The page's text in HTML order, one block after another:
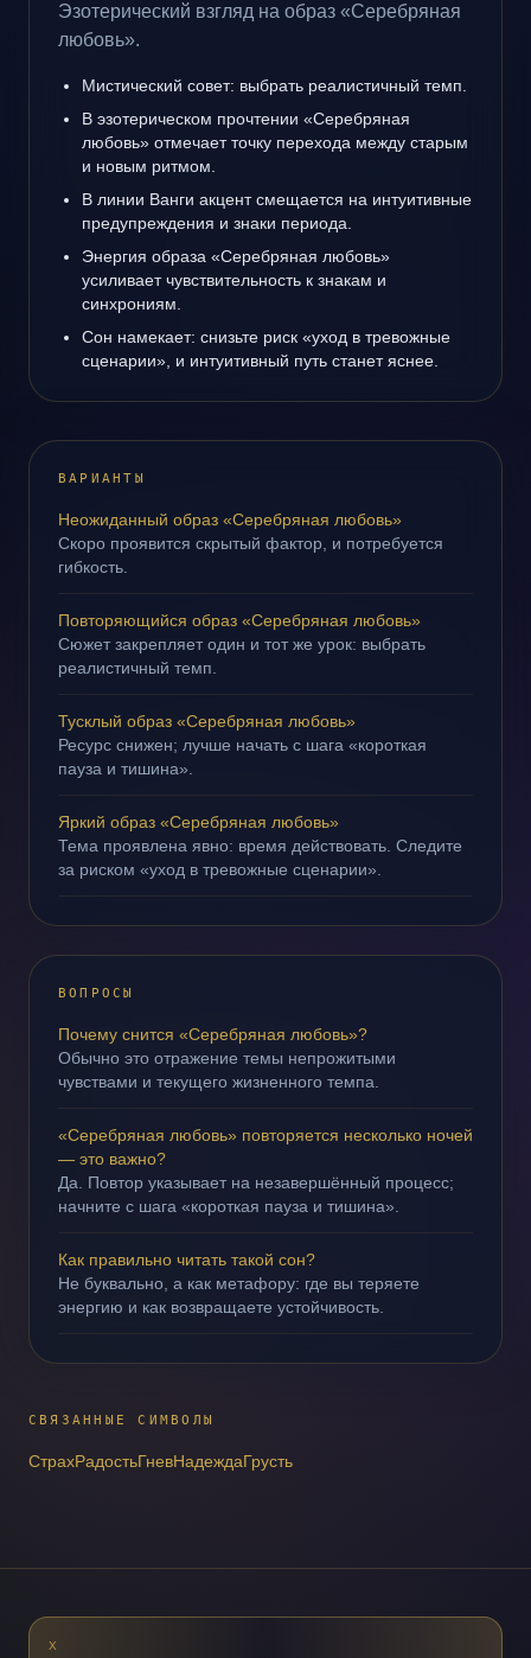
Эзотерический взгляд на образ «Серебряная
любовь».
Мистический совет: выбрать реалистичный темп.
В эзотерическом прочтении «Серебряная
любовь» отмечает точку перехода между старым
и новым ритмом.
В линии Ванги акцент смещается на интуитивные
предупреждения и знаки периода.
Энергия образа «Серебряная любовь»
усиливает чувствительность к знакам и
синхрониям.
Сон намекает: снизьте риск «уход в тревожные
сценарии», и интуитивный путь станет яснее.
ВАРИАНТЫ
Неожиданный образ «Серебряная любовь»
Скоро проявится скрытый фактор, и потребуется
гибкость.
Повторяющийся образ «Серебряная любовь»
Сюжет закрепляет один и тот же урок: выбрать
реалистичный темп.
Тусклый образ «Серебряная любовь»
Ресурс снижен; лучше начать с шага «короткая
пауза и тишина».
Яркий образ «Серебряная любовь»
Тема проявлена явно: время действовать. Следите
за риском «уход в тревожные сценарии».
ВОПРОСЫ
Почему снится «Серебряная любовь»?
Обычно это отражение темы непрожитыми
чувствами и текущего жизненного темпа.
«Серебряная любовь» повторяется несколько ночей
— это важно?
Да. Повтор указывает на незавершённый процесс;
начните с шага «короткая пауза и тишина».
Как правильно читать такой сон?
Не буквально, а как метафору: где вы теряете
энергию и как возвращаете устойчивость.
СВЯЗАННЫЕ СИМВОЛЫ
СтрахРадостьГневНадеждаГрусть
X